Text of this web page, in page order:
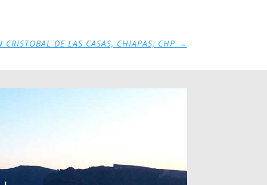
CRISTOBAL DE LAS CASAS, CHIAPAS, CHP →